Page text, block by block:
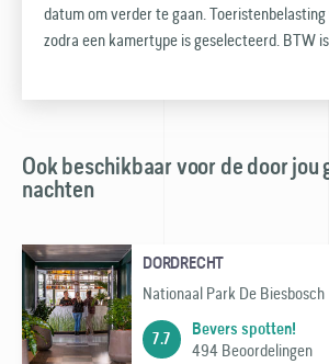
datum om verder te gaan.
zodra een kamertype is geselecteerd. BTW
Ook beschikbaar voor de door jou
nachten
DORDRECHT
Nationaal Park De Biesbosch
7.7 Bevers spotten!
494 Beoordelingen